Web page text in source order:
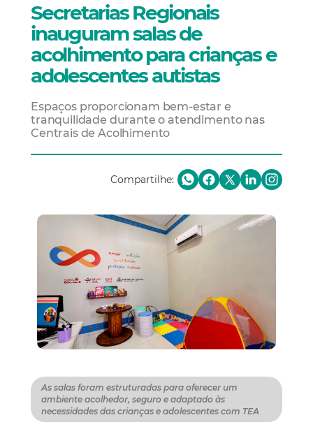
Secretarias Regionais
inauguram salas de
acolhimento para crianças e
adolescentes autistas
Espaços proporcionam bem-estar e
tranquilidade durante o atendimento nas
Centrais de Acolhimento
Compartilhe:
As salas foram estruturadas para oferecer um
ambiente acolhedor, seguro e adaptado às
necessidades das crianças e adolescentes com TEA